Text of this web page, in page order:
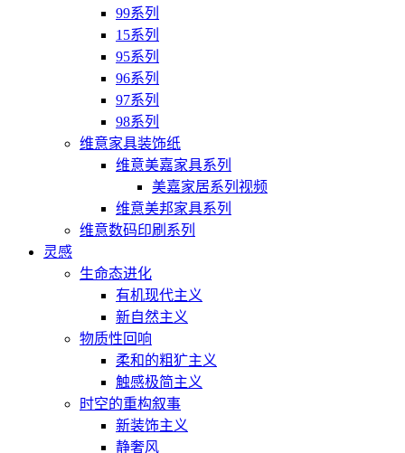
99系列
15系列
95系列
96系列
97系列
98系列
维意家具装饰纸
维意美嘉家具系列
美嘉家居系列视频
维意美邦家具系列
维意数码印刷系列
灵感
生命态进化
有机现代主义
新自然主义
物质性回响
柔和的粗犷主义
触感极简主义
时空的重构叙事
新装饰主义
静奢风